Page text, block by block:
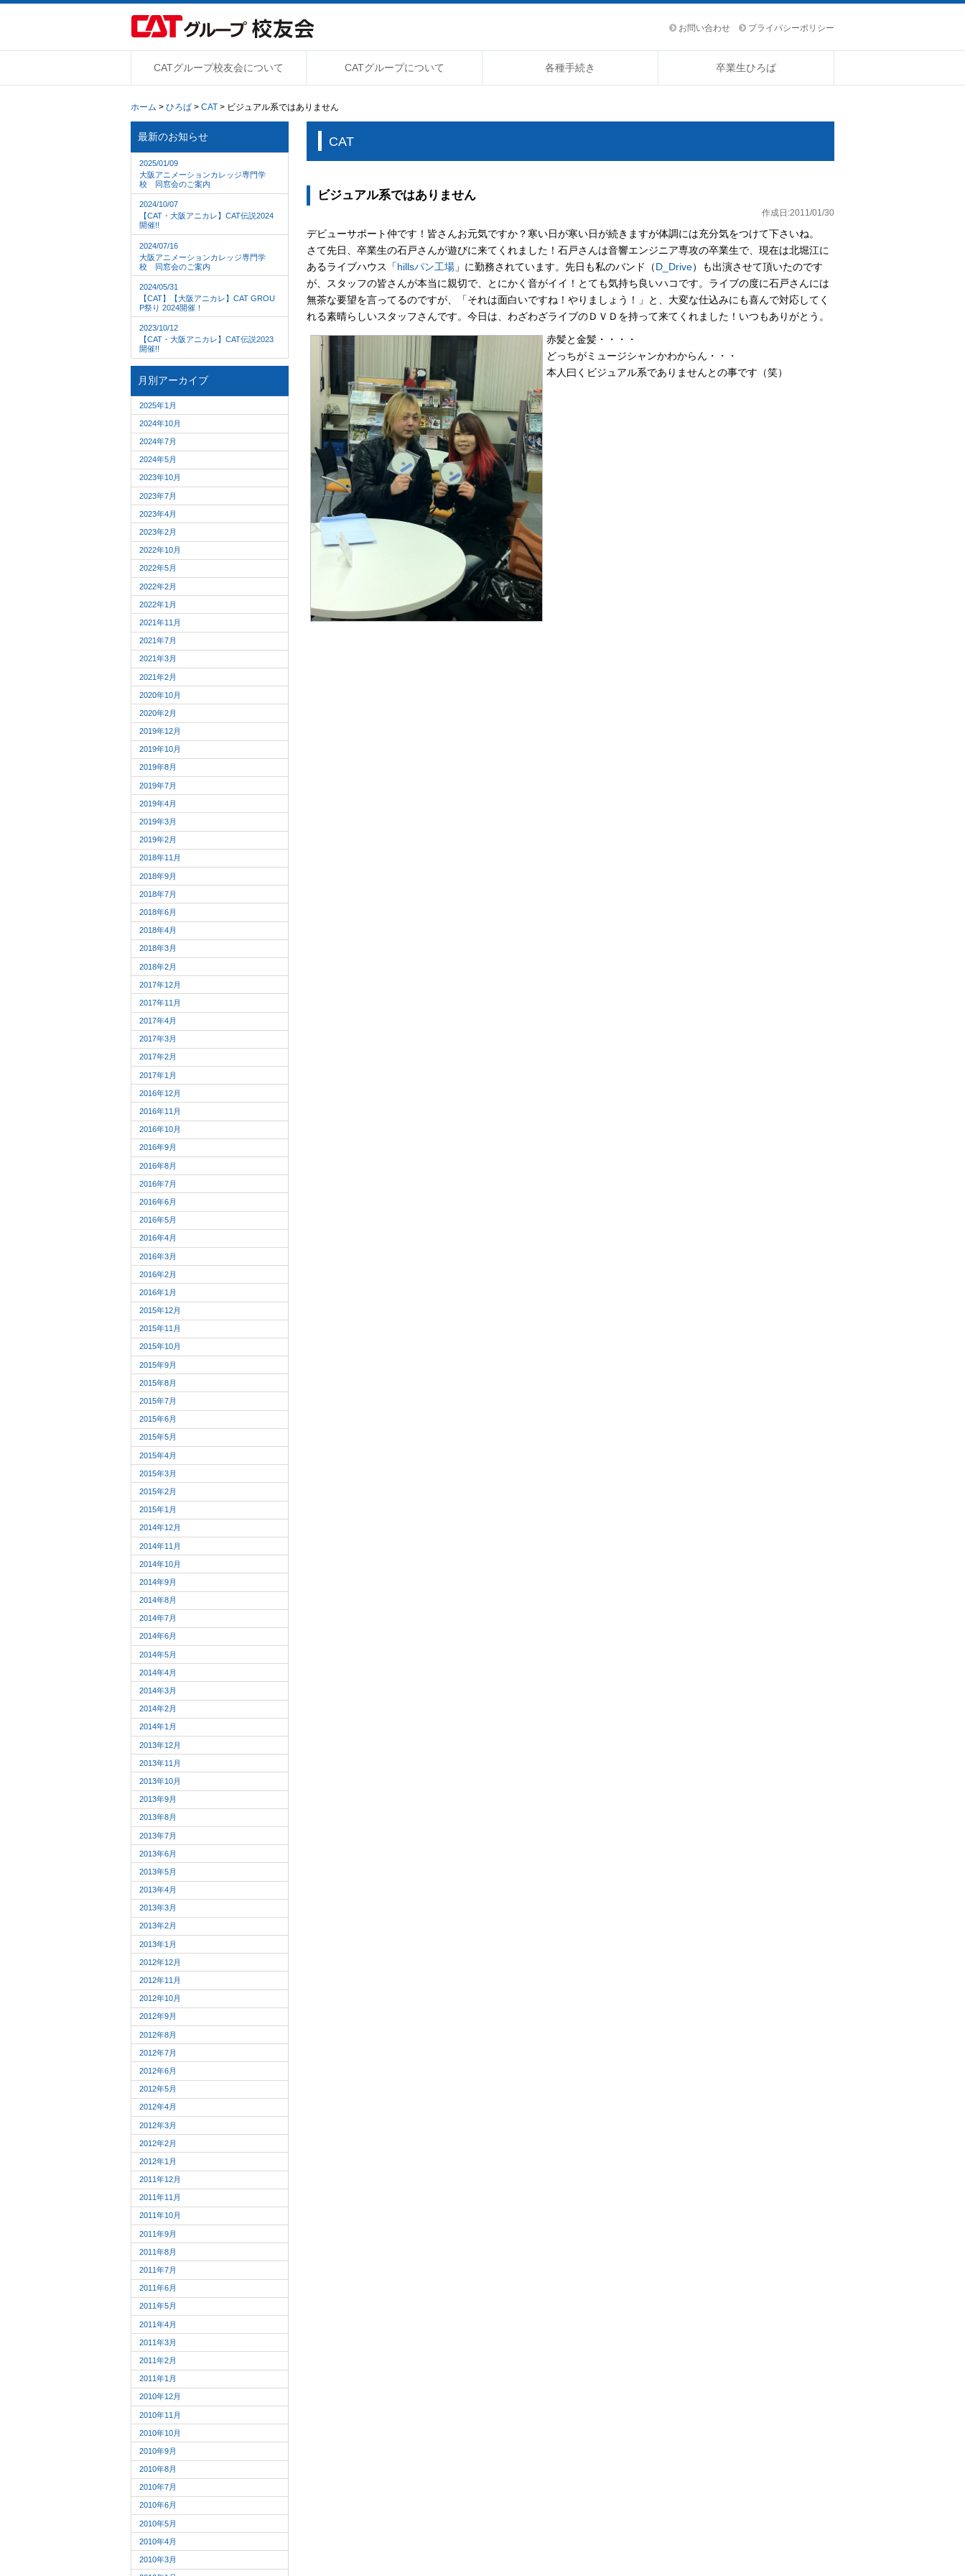
お問い合わせ プライバシーポリシー
CATグループ校友会について CATグループについて 各種手続き 卒業生ひろば
ホーム > ひろば > CAT > ビジュアル系ではありません
CAT
ビジュアル系ではありません
作成日:2011/01/30
デビューサポート仲です！皆さんお元気ですか？寒い日が寒い日が続きますが体調には充分気をつけて下さいね。
さて先日、卒業生の石戸さんが遊びに来てくれました！石戸さんは音響エンジニア専攻の卒業生で、現在は北堀江に
あるライブハウス「hillsパン工場 」に勤務されています。先日も私のバンド（D_Drive）も出演させて頂いたのです
が、スタッフの皆さんが本当に親切で、とにかく音がイイ！とても気持ち良いハコです。ライブの度に石戸さんには
無茶な要望を言ってるのですが、「それは面白いですね！やりましょう！」と、大変な仕込みにも喜んで対応してく
れる素晴らしいスタッフさんです。今日は、わざわざライブのＤＶＤを持って来てくれました！いつもありがとう。
赤髪と金髪・・・・
どっちがミュージシャンかわからん・・・
本人曰くビジュアル系でありませんとの事です（笑）
最新のお知らせ
2025/01/09
大阪アニメーションカレッジ専門学
校 同窓会のご案内
2024/10/07
【CAT・大阪アニカレ】CAT伝説2024
開催!!
2024/07/16
大阪アニメーションカレッジ専門学
校 同窓会のご案内
2024/05/31
【CAT】【大阪アニカレ】CAT GROU
P祭り 2024開催！
2023/10/12
【CAT・大阪アニカレ】CAT伝説2023
開催!!
月別アーカイブ
2025年1月
2024年10月
2024年7月
2024年5月
2023年10月
2023年7月
2023年4月
2023年2月
2022年10月
2022年5月
2022年2月
2022年1月
2021年11月
2021年7月
2021年3月
2021年2月
2020年10月
2020年2月
2019年12月
2019年10月
2019年8月
2019年7月
2019年4月
2019年3月
2019年2月
2018年11月
2018年9月
2018年7月
2018年6月
2018年4月
2018年3月
2018年2月
2017年12月
2017年11月
2017年4月
2017年3月
2017年2月
2017年1月
2016年12月
2016年11月
2016年10月
2016年9月
2016年8月
2016年7月
2016年6月
2016年5月
2016年4月
2016年3月
2016年2月
2016年1月
2015年12月
2015年11月
2015年10月
2015年9月
2015年8月
2015年7月
2015年6月
2015年5月
2015年4月
2015年3月
2015年2月
2015年1月
2014年12月
2014年11月
2014年10月
2014年9月
2014年8月
2014年7月
2014年6月
2014年5月
2014年4月
2014年3月
2014年2月
2014年1月
2013年12月
2013年11月
2013年10月
2013年9月
2013年8月
2013年7月
2013年6月
2013年5月
2013年4月
2013年3月
2013年2月
2013年1月
2012年12月
2012年11月
2012年10月
2012年9月
2012年8月
2012年7月
2012年6月
2012年5月
2012年4月
2012年3月
2012年2月
2012年1月
2011年12月
2011年11月
2011年10月
2011年9月
2011年8月
2011年7月
2011年6月
2011年5月
2011年4月
2011年3月
2011年2月
2011年1月
2010年12月
2010年11月
2010年10月
2010年9月
2010年8月
2010年7月
2010年6月
2010年5月
2010年4月
2010年3月